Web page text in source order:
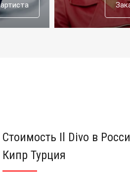
Стоимость Il Divo в
Кипр Турция